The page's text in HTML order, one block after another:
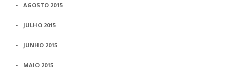
AGOSTO 2015
JULHO 2015
JUNHO 2015
MAIO 2015